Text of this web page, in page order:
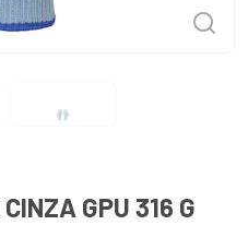
GPU 316 G